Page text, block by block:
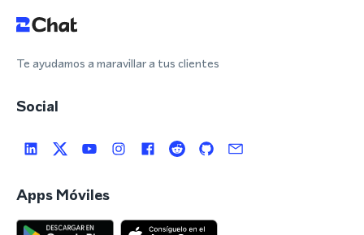
Te ayudamos a maravillar a tus clientes
Social
Apps Móviles